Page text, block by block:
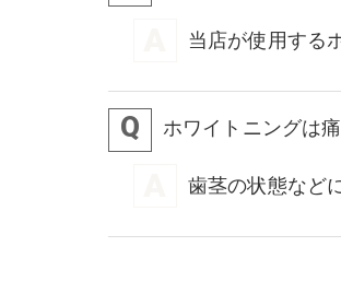
当店が使用する
ホワイトニングは
歯茎の状態など